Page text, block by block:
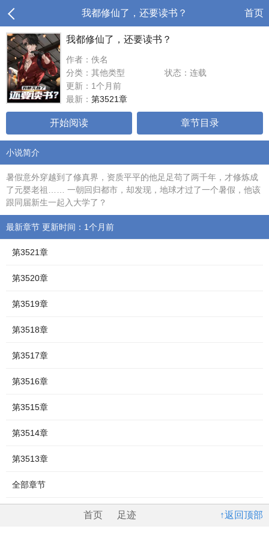
我都修仙了，还要读书？ 首页
我都修仙了，还要读书？
作者：佚名
分类：其他类型
状态：连载
更新：1个月前
最新： 第3521章
开始阅读 章节目录
小说简介
暑假意外穿越到了修真界，资质平平的他足足苟了两千年，才修炼成
了元婴老祖…… 一朝回归都市，却发现，地球才过了一个暑假，他该
跟同届新生一起入大学了？
最新章节 更新时间：1个月前
第3521章
第3520章
第3519章
第3518章
第3517章
第3516章
第3515章
第3514章
第3513章
全部章节
↑返回顶部
首页 足迹